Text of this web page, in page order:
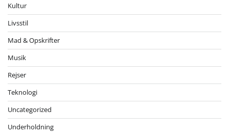
Kultur
Livsstil
Mad & Opskrifter
Musik
Rejser
Teknologi
Uncategorized
Underholdning